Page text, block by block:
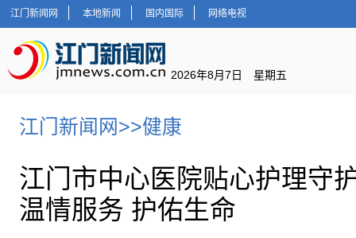
江门新闻网 本地新闻 国内国际 网络电视
2026年8月7日 星期五
江门新闻网 >>健康
江门市中心医院贴心护理守
温情服务 护佑生命